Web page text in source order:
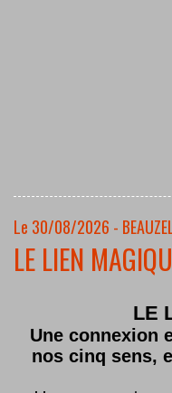
Le 30/08/2026 -
LE LIEN
LE
Une connexion
nos cinq sens,